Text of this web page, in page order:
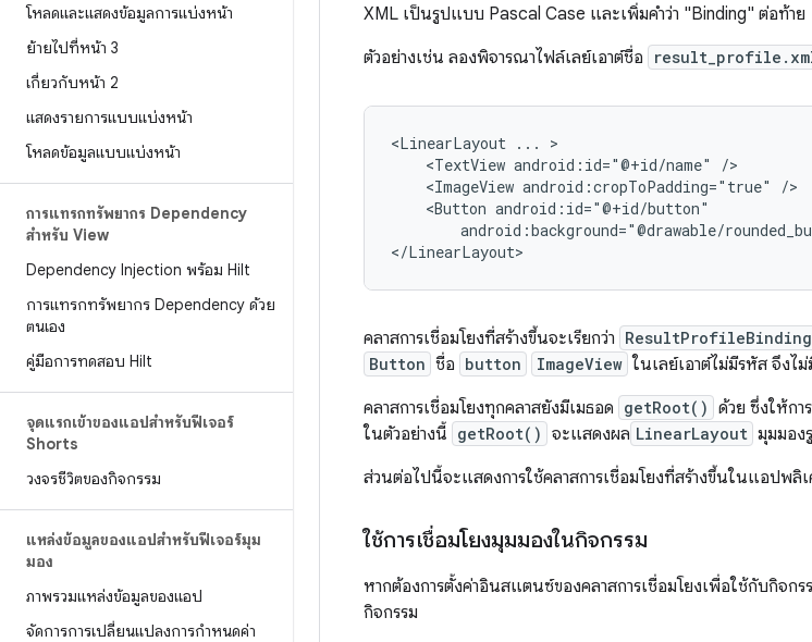
โหลดและแสดงข้อมูลการแบ่งหน้า
ย้ายไปที่หน้า 3
เกี่ยวกับหน้า 2
แสดงรายการแบบแบ่งหน้า
โหลดข้อมูลแบบแบ่งหน้า
การแทรกทรัพยากร Dependency
สำหรับ View
Dependency Injection พร้อม Hilt
การแทรกทรัพยากร Dependency ด้วย
ตนเอง
คู่มือการทดสอบ Hilt
จุดแรกเข้าของแอปสำหรับฟีเจอร์
Shorts
วงจรชีวิตของกิจกรรม
แหล่งข้อมูลของแอปสำหรับฟีเจอร์มุม
มอง
ภาพรวมแหล่งข้อมูลของแอป
จัดการการเปลี่ยนแปลงการกำหนดค่า
XML เป็นรูปแบบ Pascal Case และเพิ่มคําว่า "Binding" ต่อท้าย
ตัวอย่างเช่น ลองพิจารณาไฟล์เลย์เอาต์ชื่อ
<LinearLayout ...
<TextView android:id="@+id/name"
<ImageView android:cropToPadding="true"
<Button
android:background="@drawable/
คลาสการเชื่อมโยงที่สร้างขึ้นจะเรียกว่า ResultProfileBinding
Button ชื่อ button ImageView ในเลย์เอาต์ไม่มีรหัส จึงไ
คลาสการเชื่อมโยงทุกคลาสยังมีเมธอด getRoot() ด้วย ซึ่งให้กา
ในตัวอย่างนี้ getRoot() จะแสดงผล LinearLayout มุมมอง
ส่วนต่อไปนี้จะแสดงการใช้คลาสการเชื่อมโยงที่สร้างขึ้นในแอปพ
ใช้การเชื่อมโยงมุมมองในกิจกรรม
หากต้องการตั้งค่าอินสแตนซ์ของคลาสการเชื่อมโยงเพื่อใช้กับกิจก
กิจกรรม